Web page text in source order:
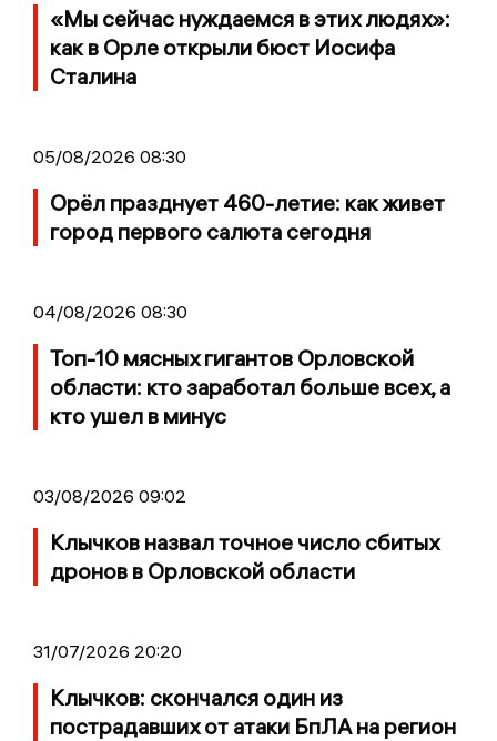
«Мы сейчас нуждаемся в этих людях»:
как в Орле открыли бюст Иосифа
Сталина
05/08/2026 08:30
Орёл празднует 460-летие: как живет
город первого салюта сегодня
04/08/2026 08:30
Топ-10 мясных гигантов Орловской
области: кто заработал больше всех, а
кто ушел в минус
03/08/2026 09:02
Клычков назвал точное число сбитых
дронов в Орловской области
31/07/2026 20:20
Клычков: скончался один из
пострадавших от атаки БпЛА на регион